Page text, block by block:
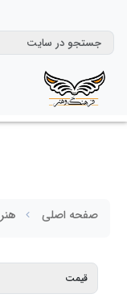
صفحه اصلی هنر